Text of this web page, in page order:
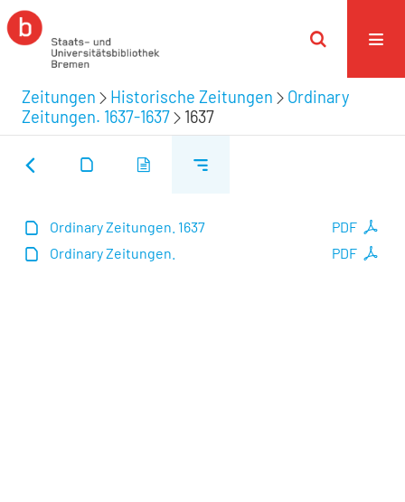
Zeitungen Historische Zeitungen
Ordinary
Zeitungen. 1637-1637
1637
PDF
Ordinary Zeitungen. 1637
PDF
Ordinary Zeitungen.